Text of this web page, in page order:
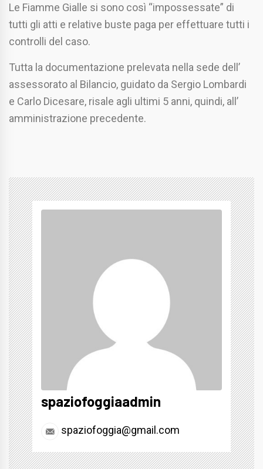
Le Fiamme Gialle si sono così “impossessate” di
tutti gli atti e relative buste paga per effettuare tutti i
controlli del caso.
Tutta la documentazione prelevata nella sede dell’
assessorato al Bilancio, guidato da Sergio Lombardi
e Carlo Dicesare, risale agli ultimi 5 anni, quindi, all’
amministrazione precedente.
spaziofoggiaadmin
spaziofoggia@gmail.com